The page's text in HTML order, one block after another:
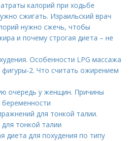
калорий при ходьбе
сжигать. Израильский врач
нужно сжечь, чтобы
и почему строгая диета – не
Особенности LPG массажа
фигуры-2. Что считать ожирением
очередь у женщин. Причины
для тонкой талии.
тонкой талии
диета для похудения по типу